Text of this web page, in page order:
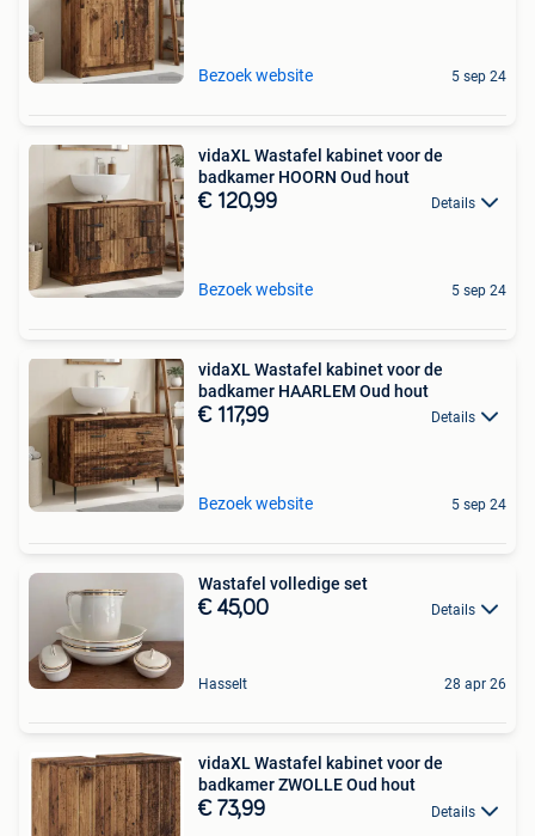
Bezoek website 5 sep 24
vidaXL Wastafel kabinet voor de
badkamer HOORN Oud hout
€ 120,99 Details
Bezoek website 5 sep 24
vidaXL Wastafel kabinet voor de
badkamer HAARLEM Oud hout
€ 117,99 Details
Bezoek website 5 sep 24
Wastafel volledige set
€ 45,00 Details
Hasselt 28 apr 26
vidaXL Wastafel kabinet voor de
badkamer ZWOLLE Oud hout
€ 73,99 Details